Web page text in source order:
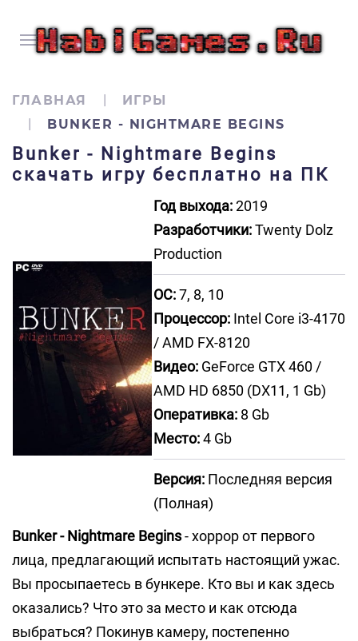
ГЛАВНАЯ
ИГРЫ
BUNKER - NIGHTMARE BEGINS
Bunker - Nightmare Begins
скачать игру бесплатно на ПК
Год выхода:2019
Разработчики:Twenty Dolz
Production
ОС:7, 8, 10
Процессор: Intel Core i3-4170
/ AMD FX-8120
Видео: GeForce GTX 460 /
AMD HD 6850 (DX11, 1 Gb)
Оперативка: 8 Gb
Место:4 Gb
Версия: Последняя версия
(Полная)
Bunker - Nightmare Begins- хоррор от первого
лица, предлагающий испытать настоящий ужас.
Вы просыпаетесь в бункере. Кто вы и как здесь
оказались? Что это за место и как отсюда
выбраться? Покинув камеру, постепенно